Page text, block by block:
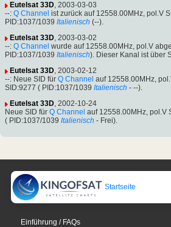
Eutelsat 33D, 2003-03-03
--: Q Channel ist zurück auf 12558.00MHz, pol.V
PID:1037/1039 Italienisch (--).
Eutelsat 33D, 2003-03-02
--: Q Channel wurde auf 12558.00MHz, pol.V
PID:1037/1039 Italienisch). Dieser Kanal ist über
Eutelsat 33D, 2003-02-12
--: Neue SID für Q Channel auf 12558.00MHz,
SID:9277 ( PID:1037/1039 Italienisch - --).
Eutelsat 33D, 2002-10-24
Neue SID für Q Channel auf 12558.00MHz, pol.V
( PID:1037/1039 Italienisch - Frei).
Startseite
Einführung / FAQs